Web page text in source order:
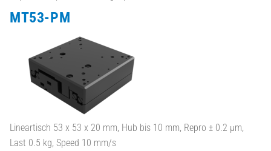
MT53-PM
Lineartisch 53 x 53 x 20 mm, Hub bis 10 mm, Repro ± 0.2 µm,
Last 0.5 kg, Speed 10 mm/s